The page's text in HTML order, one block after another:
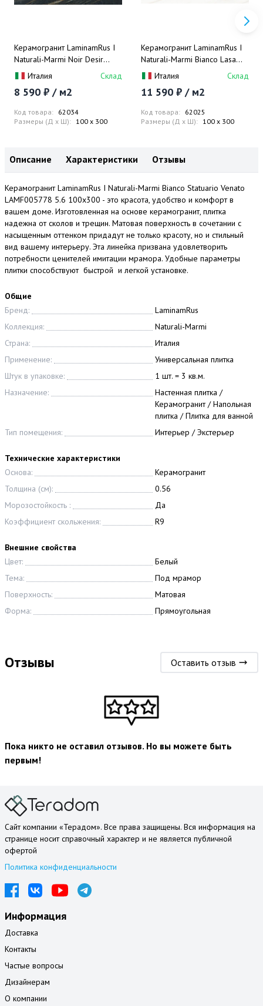
Керамогранит LaminamRus I
Naturali-Marmi Noir Desir
Bocciardato LAMF007045 5.6
Италия Склад
8 590 ₽ / м2
Код товара: 62034
Размеры (Д x Ш): 100 x 300
Керамогранит LaminamRus I
Naturali-Marmi Bianco Lasa
Lucid. LAMFF00375 5.6
Италия Склад
11 590 ₽ / м2
Код товара: 62025
Размеры (Д x Ш): 100 x 300
Описание Характеристики Отзывы
Керамогранит LaminamRus I Naturali-Marmi Bianco Statuario Venato
LAMF005778 5.6 100x300 - это красота, удобство и комфорт в
вашем доме. Изготовленная на основе керамогранит, плитка
надежна от сколов и трещин. Матовая поверхность в сочетании с
насыщенным оттенком придадут не только красоту, но и стильный
вид вашему интерьеру. Эта линейка призвана удовлетворить
потребности ценителей имитации мрамора. Удобные параметры
плитки способствуют быстрой и легкой установке.
Общие
Бренд:
LaminamRus
Коллекция:
Naturali-Marmi
Страна:
Италия
Применение:
Универсальная плитка
Штук в упаковке:
1 шт. = 3 кв.м.
Назначение:
Настенная плитка /
Керамогранит / Напольная
плитка / Плитка для ванной
Тип помещения:
Интерьер / Экстерьер
Технические характеристики
Основа:
Керамогранит
Толщина (см):
0.56
Морозостойкость :
Да
Коэффициент скольжения:
R9
Внешние свойства
Цвет:
Белый
Тема:
Под мрамор
Поверхность:
Матовая
Форма:
Прямоугольная
Отзывы Оставить отзыв
Пока никто не оставил отзывов. Но вы можете быть
первым!
Сайт компании «Терадом». Все права защищены. Вся информация на
странице носит справочный характер и не является публичной
офертой
Политика конфиденциальности
Информация
Доставка
Контакты
Частые вопросы
Дизайнерам
О компании